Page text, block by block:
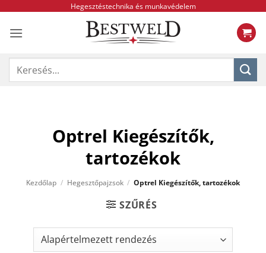
content
Hegesztéstechnika és munkavédelem
Keresés
Optrel Kiegészítők,
tartozékok
Kezdőlap / Hegesztőpajzsok / Optrel Kiegészítők, tartozékok
SZŰRÉS